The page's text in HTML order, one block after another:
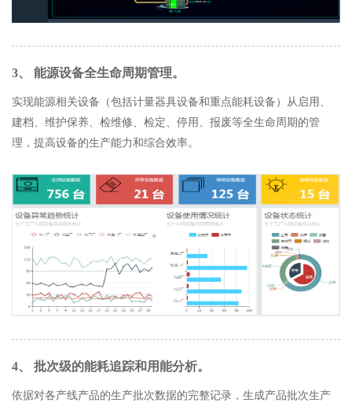
3、 能源设备全生命周期管理。
实现能源相关设备（包括计量器具设备和重点能耗设备）从启用、
建档、维护保养、检维修、检定、停用、报废等全生命周期的管
理，提高设备的生产能力和综合效率。
4、 批次级的能耗追踪和用能分析。
依据对各产线产品的生产批次数据的完整记录，生成产品批次生产